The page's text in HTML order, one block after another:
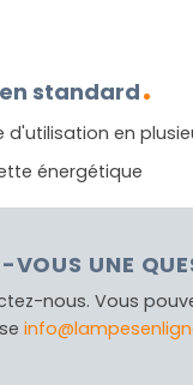
standard
d'utilisation en
énergétique
VOUS UNE
nous. Vous